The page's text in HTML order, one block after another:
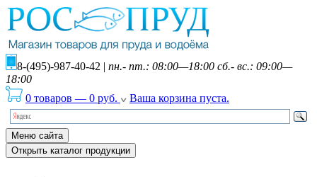
8-(495)-987-40-42 | пн.- пт.: 08:00—18:00 сб.- вс.: 09:00—
18:00
0 товаров — 0 руб. Ваша корзина пуста.
Меню сайта
Открыть каталог продукции